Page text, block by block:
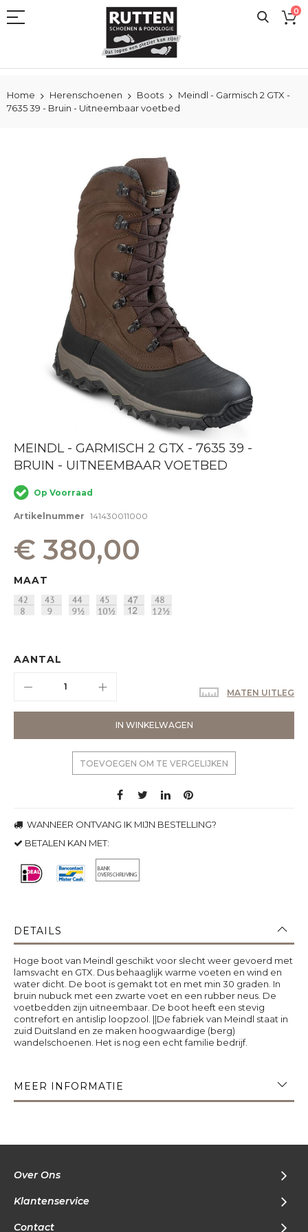
naar
0
Home Herenschoenen Boots
Meindl - Garmisch 2 GTX -
7635 39 - Bruin - Uitneembaar voetbed
Ga
het
van
de
afbeeldingen-
MEINDL - GARMISCH 2 GTX - 7635 39 -
BRUIN - UITNEEMBAAR VOETBED
Op Voorraad
Artikelnummer 141430011000
€ 380,00
MAAT
AANTAL
IN WINKELWAGEN
MATEN UITLEG
TOEVOEGEN OM TE VERGELIJKEN
WANNEER ONTVANG IK MIJN BESTELLING?
BETALEN KAN MET:
DETAILS
Hoge boot van Meindl geschikt voor slecht weer gevoerd met
lamsvacht en GTX. Dus behaaglijk warme voeten en wind en
water dicht. De boot is gemakt tot en met min 30 graden. In
bruin nubuck met een zwarte voet en een rubber neus. De
voetbedden zijn uitneembaar. De boot heeft een stevig
contrefort en antislip loopzool. ||De fabriek van Meindl staat in
zuid Duitsland en ze maken hoogwaardige (berg)
wandelschoenen. Het is nog een echt familie bedrijf.
MEER INFORMATIE
Over Ons
Klantenservice
Contact